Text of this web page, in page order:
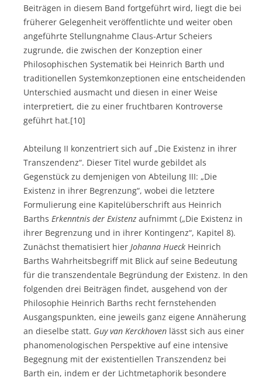
Beiträgen in diesem Band fortgeführt wird, liegt die bei
früherer Gelegenheit veröffentlichte und weiter oben
angeführte Stellungnahme Claus-Artur Scheiers
zugrunde, die zwischen der Konzeption einer
Philosophischen Systematik bei Heinrich Barth und
traditionellen Systemkonzeptionen eine entscheidenden
Unterschied ausmacht und diesen in einer Weise
interpretiert, die zu einer fruchtbaren Kontroverse
geführt hat.[10]
Abteilung II konzentriert sich auf „Die Existenz in ihrer
Transzendenz“. Dieser Titel wurde gebildet als
Gegenstück zu demjenigen von Abteilung III: „Die
Existenz in ihrer Begrenzung“, wobei die letztere
Formulierung eine Kapitelüberschrift aus Heinrich
Barths Erkenntnis der Existenz aufnimmt („Die Existenz in
ihrer Begrenzung und in ihrer Kontingenz“, Kapitel 8).
Zunächst thematisiert hier Johanna Hueck Heinrich
Barths Wahrheitsbegriff mit Blick auf seine Bedeutung
für die transzendentale Begründung der Existenz. In den
folgenden drei Beiträgen findet, ausgehend von der
Philosophie Heinrich Barths recht fernstehenden
Ausgangspunkten, eine jeweils ganz eigene Annäherung
an dieselbe statt. Guyvan Kerckhoven lässt sich aus einer
phanomenologischen Perspektive auf eine intensive
Begegnung mit der existentiellen Transzendenz bei
Barth ein, indem er der Lichtmetaphorik besondere